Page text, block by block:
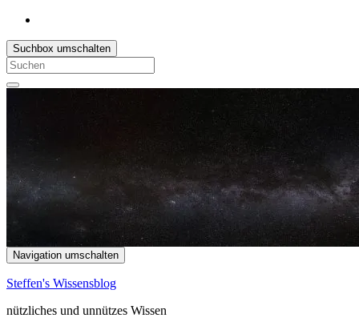
Suchbox umschalten
Search
for:
Navigation umschalten
Steffen's Wissensblog
nützliches und unnützes Wissen